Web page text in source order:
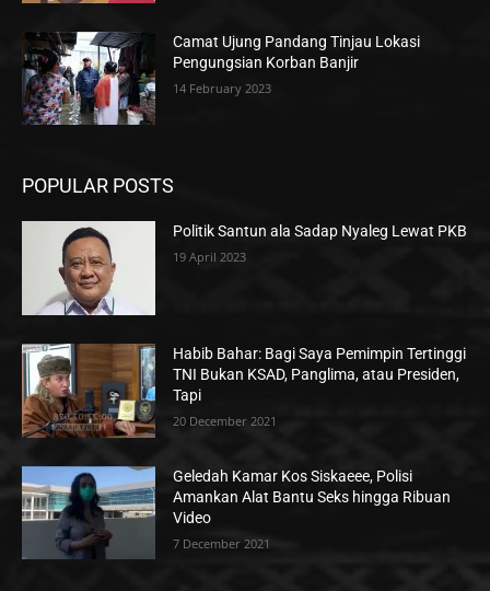
Camat Ujung Pandang Tinjau Lokasi
Pengungsian Korban Banjir
14 February 2023
POPULAR POSTS
Politik Santun ala Sadap Nyaleg Lewat PKB
19 April 2023
Habib Bahar: Bagi Saya Pemimpin Tertinggi
TNI Bukan KSAD, Panglima, atau Presiden,
Tapi
20 December 2021
Geledah Kamar Kos Siskaeee, Polisi
Amankan Alat Bantu Seks hingga Ribuan
Video
7 December 2021